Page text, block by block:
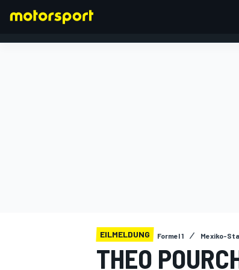
EILMELDUNG Formel 1 Mexiko-
THEO